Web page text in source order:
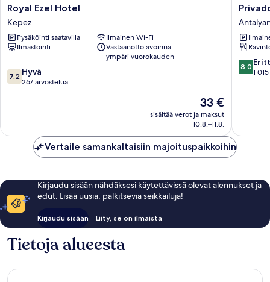
Royal
Ezel
Hotel
Kepez
Royal Ezel Hotel
Kepez
Pysäköinti saatavilla
Ilmainen Wi-Fi
Ilmastointi
Vastaanotto avoinna
ympäri vuorokauden
7.2
kautta
7,2 Hyvä
267 arvostelua
Hinta
33 €
33 €
sisältää verot ja maksut
10.8.–11.8.
Privado
Hotels
Antalyan
keskusta
8.0
kautta
8,0
1
Vertaile samankaltaisiin majoituspaikkoihin
Kirjaudu sisään nähdäksesi käytettävissä olevat alennukset ja
edut. Lisää uusia, palkitsevia seikkailuja!
Kirjaudu sisään Liity, se on ilmaista
Tietoja alueesta